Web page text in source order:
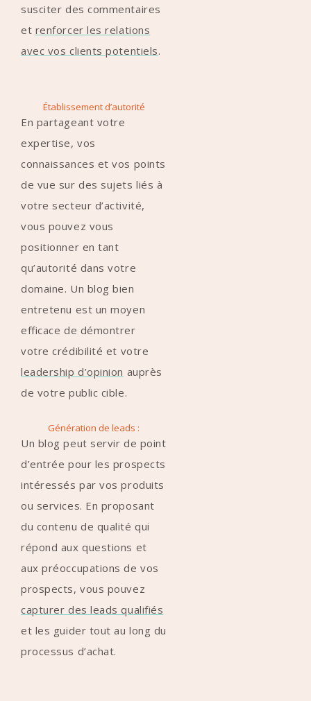
susciter des commentaires
et renforcer les relations
avec vos clients potentiels.
Établissement d’autorité
En partageant votre
expertise, vos
connaissances et vos points
de vue sur des sujets liés à
votre secteur d’activité,
vous pouvez vous
positionner en tant
qu’autorité dans votre
domaine. Un blog bien
entretenu est un moyen
efficace de démontrer
votre crédibilité et votre
leadership d’opinion auprès
de votre public cible.
Génération de leads :
Un blog peut servir de point
d’entrée pour les prospects
intéressés par vos produits
ou services. En proposant
du contenu de qualité qui
répond aux questions et
aux préoccupations de vos
prospects, vous pouvez
capturer des leads qualifiés
et les guider tout au long du
processus d’achat.